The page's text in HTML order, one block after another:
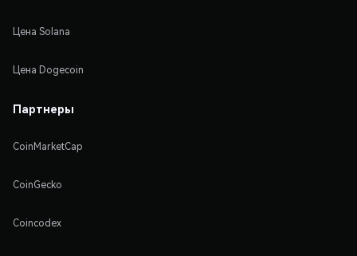
Цена Solana
Цена Dogecoin
Партнеры
CoinMarketCap
CoinGecko
Coincodex